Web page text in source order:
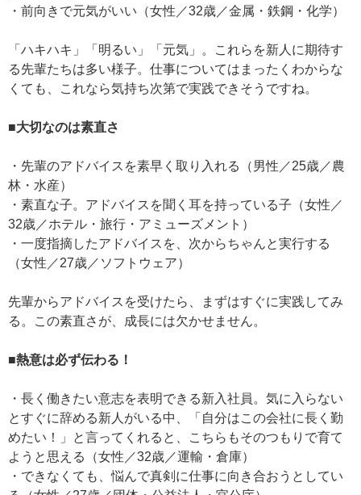
・前向きで元気がいい（女性／32歳／金属・鉄鋼・化学）
「ハキハキ」「明るい」「元気」。これらを新人に期待す
る先輩たちは多い様子。仕事についてはまったくわからな
くても、これなら気持ち次第で実践できそうですね。
■大切なのは素直さ
・先輩のアドバイスを素早く取り入れる（男性／25歳／農
林・水産）
・素直な子。アドバイスを聞く耳を持っている子（女性／
32歳／ホテル・旅行・アミューズメント）
・一度指摘したアドバイスを、次からちゃんと実行する
（女性／27歳／ソフトウェア）
先輩からアドバイスを受けたら、まずはすぐに実践してみ
る。この素直さが、成長には欠かせません。
■熱意は必ず伝わる！
・長く働きたい意志を表明できる新入社員。気に入らない
とすぐに辞める新人がいる中、「自分はこの会社に長く勤
めたい！」と言ってくれると、こちらもそのつもりで育て
ようと思える（女性／32歳／運輸・倉庫）
・できなくても、悩んで真剣に仕事に向き合おうとしてい